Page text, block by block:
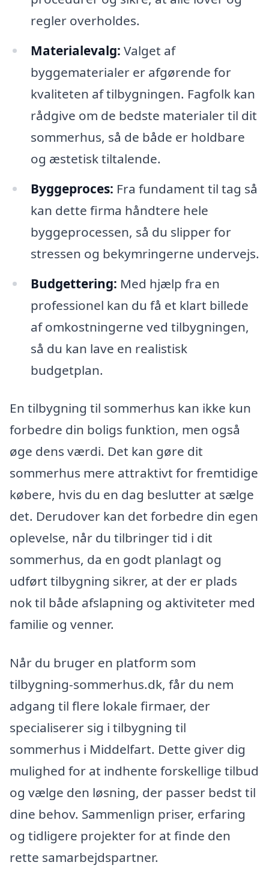
regler overholdes.
Materialevalg: Valget af
byggematerialer er afgørende for
kvaliteten af tilbygningen. Fagfolk kan
rådgive om de bedste materialer til dit
sommerhus, så de både er holdbare
og æstetisk tiltalende.
Byggeproces: Fra fundament til tag så
kan dette firma håndtere hele
byggeprocessen, så du slipper for
stressen og bekymringerne undervejs.
Budgettering: Med hjælp fra en
professionel kan du få et klart billede
af omkostningerne ved tilbygningen,
så du kan lave en realistisk
budgetplan.
En tilbygning til sommerhus kan ikke kun
forbedre din boligs funktion, men også
øge dens værdi. Det kan gøre dit
sommerhus mere attraktivt for fremtidige
købere, hvis du en dag beslutter at sælge
det. Derudover kan det forbedre din egen
oplevelse, når du tilbringer tid i dit
sommerhus, da en godt planlagt og
udført tilbygning sikrer, at der er plads
nok til både afslapning og aktiviteter med
familie og venner.
Når du bruger en platform som
tilbygning-sommerhus.dk, får du nem
adgang til flere lokale firmaer, der
specialiserer sig i tilbygning til
sommerhus i Middelfart. Dette giver dig
mulighed for at indhente forskellige tilbud
og vælge den løsning, der passer bedst til
dine behov. Sammenlign priser, erfaring
og tidligere projekter for at finde den
rette samarbejdspartner.